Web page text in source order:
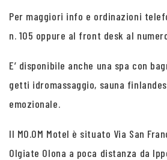
Per maggiori info e ordinazioni
n. 105 oppure al front desk al
E’ disponibile anche una spa con
getti idromassaggio, sauna
emozionale.
Il MO.OM Motel è situato Via San
Olgiate Olona a poca distanza da